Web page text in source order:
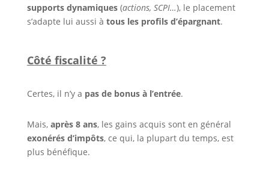
supports dynamiques(actions, SCPI…), le placement
s’adapte lui aussi à tous les profils d’épargnant.
Côté fiscalité ?
Certes, il n’y a pas de bonus à l’entrée.
Mais, après 8 ans, les gains acquis sont en général
exonérés d’impôts, ce qui, la plupart du temps, est
plus bénéfique.